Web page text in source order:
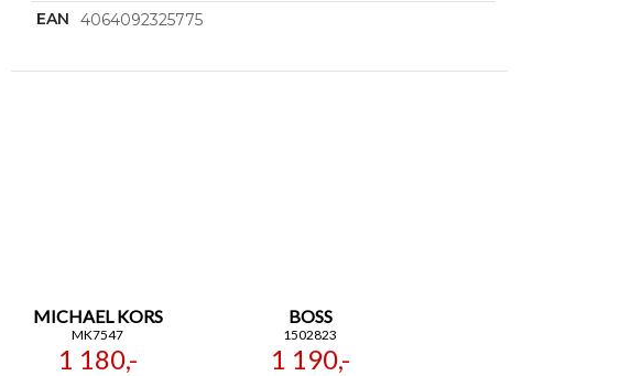
EAN
4064092325775
MICHAEL KORS
MK7547
1 180,-
BOSS
1502823
1 190,-